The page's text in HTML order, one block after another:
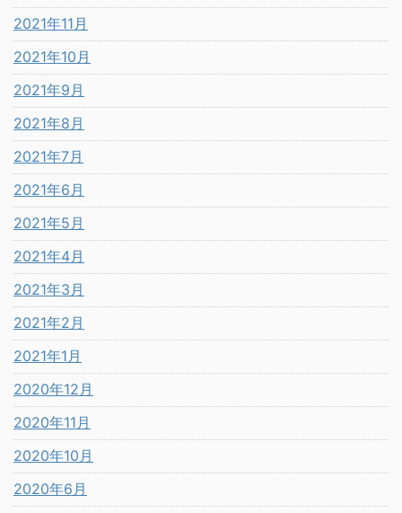
2021年11月
2021年10月
2021年9月
2021年8月
2021年7月
2021年6月
2021年5月
2021年4月
2021年3月
2021年2月
2021年1月
2020年12月
2020年11月
2020年10月
2020年6月